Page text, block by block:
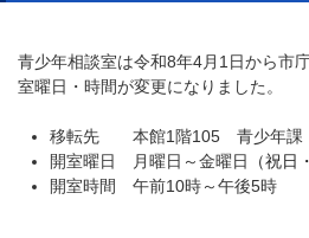
青少年相談室は令和8年4月1日から市
室曜日・時間が変更になりました。
移転先 本館1階105 青少年課
開室曜日 月曜日～金曜日
（祝日
開室時間 午前10時～午後5時